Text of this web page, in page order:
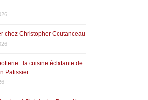
chez Christopher Coutanceau
: la cuisine éclatante de
Patissier